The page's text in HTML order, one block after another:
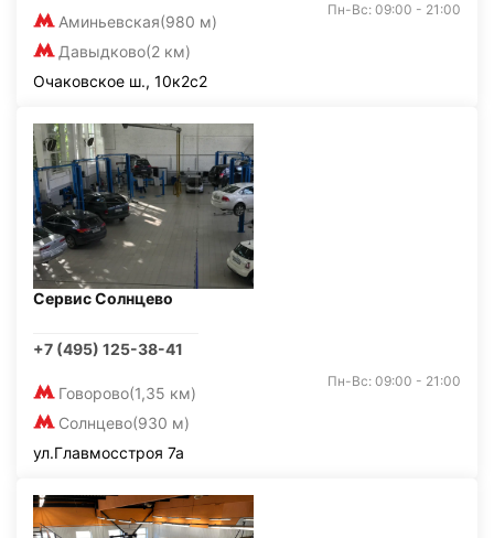
Аминьевская(980 м)
Давыдково(2 км)
Пн-Вс: 09:00 - 21:00
Очаковское ш., 10к2с2
Сервис Солнцево
+7 (495) 125-38-41
Говорово(1,35 км)
Солнцево(930 м)
Пн-Вс: 09:00 - 21:00
ул.Главмосстроя 7а